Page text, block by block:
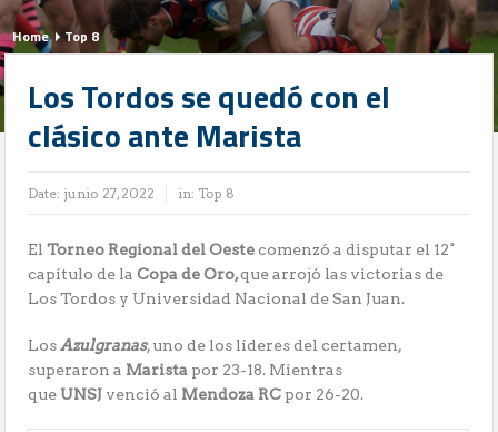
Home Top 8
Los Tordos se quedó con el
clásico ante Marista
Date: junio 27, 2022 in: Top 8
ElTorneo Regional del Oestecomenzó a disputar el 12°
capítulo de laCopa de Oro,que arrojó las victorias de
Los Tordos y Universidad Nacional de San Juan.
LosAzulgranas, uno de los líderes del certamen,
superaron a Marista por 23-18. Mientras
que UNSJ venció al Mendoza RC por 26-20.